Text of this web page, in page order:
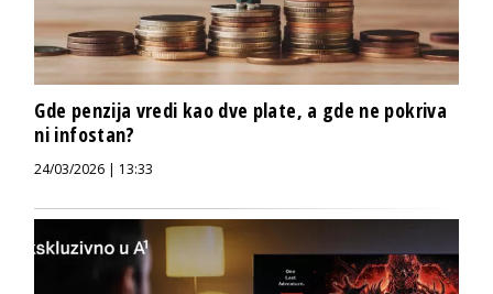
Gde penzija vredi kao dve plate, a gde ne pokriva
ni infostan?
24/03/2026 | 13:33